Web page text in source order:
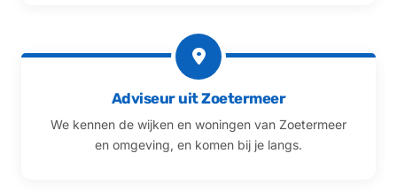
Adviseur uit Zoetermeer
We kennen de wijken en woningen van Zoetermeer
en omgeving, en komen bij je langs.